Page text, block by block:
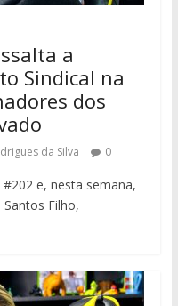
a
Sindical na
dos
da Silva 0
e, nesta semana,
Filho,